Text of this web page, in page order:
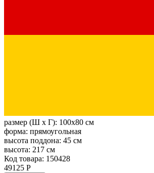
размер (Ш х Г): 100x80 см
форма: прямоугольная
высота поддона: 45 см
высота: 217 см
Код товара: 150428
49125 Р